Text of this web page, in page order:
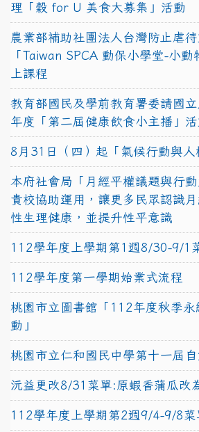
理「穀 for U 美食大募集」活動
農業部補助社團法人台灣防止虐
「Taiwan SPCA 動保小學堂-小
上課程
教育部國民及學前教育署委請國
年度「第二屆健康飲食小主播」活
8月31日（四）起「氣候行動與人
本府社會局「月經平權議題與行
貴校協助運用，讓更多民眾認識
性生理健康，並提升性平意識
112學年度上學期第1週8/30-9/1
112學年度第一學期始業式流程
桃園市立圖書館「112年度秋季永
動」
桃園市立仁和國民中學第十一屆
沅益更改8/31菜單:原蝦香蒲瓜改
112學年度上學期第2週9/4-9/8菜